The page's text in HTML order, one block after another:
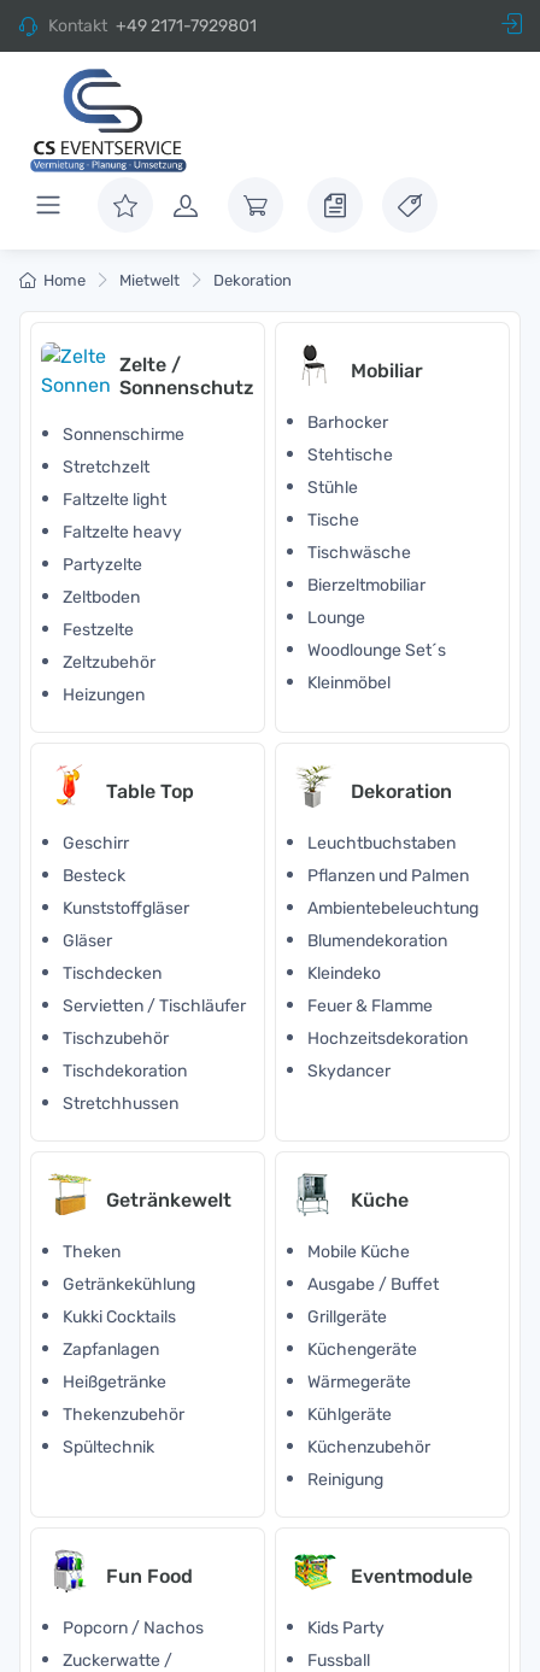
Kontakt +49 2171-7929801
Home Mietwelt Dekoration
Zelte /
Sonnenschutz
Sonnenschirme
Stretchzelt
Faltzelte light
Faltzelte heavy
Partyzelte
Zeltboden
Festzelte
Zeltzubehör
Heizungen
Mobiliar
Barhocker
Stehtische
Stühle
Tische
Tischwäsche
Bierzeltmobiliar
Lounge
Woodlounge Set´s
Kleinmöbel
Table Top
Geschirr
Besteck
Kunststoffgläser
Gläser
Tischdecken
Servietten / Tischläufer
Tischzubehör
Tischdekoration
Stretchhussen
Dekoration
Leuchtbuchstaben
Pflanzen und Palmen
Ambientebeleuchtung
Blumendekoration
Kleindeko
Feuer & Flamme
Hochzeitsdekoration
Skydancer
Getränkewelt
Theken
Getränkekühlung
Kukki Cocktails
Zapfanlagen
Heißgetränke
Thekenzubehör
Spültechnik
Küche
Mobile Küche
Ausgabe / Buffet
Grillgeräte
Küchengeräte
Wärmegeräte
Kühlgeräte
Küchenzubehör
Reinigung
Fun Food
Popcorn / Nachos
Zuckerwatte /
Eventmodule
Kids Party
Fussball